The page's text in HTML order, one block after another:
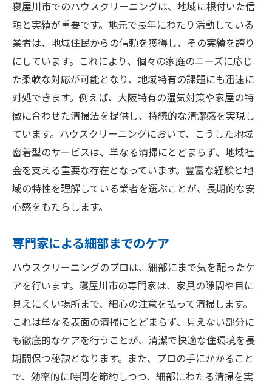
環境に優しい洗剤の使い方
汚れを防ぐための日常ケア
効率的な掃除用具の選び方
清掃のプロに学ぶコツ
寝屋川市の住まいを清潔に保つためのハウスク
リーニング秘訣
定期的な清掃の重要性
見逃しがちな場所の掃除法
プロが教える整理整頓術
家庭でできるメンテナンス術
快適な住空間を維持する秘訣
プロの技術で快適な空間を実現するハウスクリ
ーニングの魅力
プロフェッショナルならではの効果
特別な機材での清掃法
健康への配慮がされたクリーニング
家族全員が安心できる環境作り
寝屋川市でのハウスクリーニングは、地域に根付いた信
頼と実績が重要です。地元で長年にわたり活動している
業者は、地域住民からの信頼を獲得し、その実績を誇り
にしています。これにより、個々の家庭のニーズに応じ
た柔軟な対応が可能となり、地域特有の課題にも迅速に
対処できます。例えば、大阪特有の湿気対策や家屋の特
徴に合わせた清掃法を提供し、持続的な清潔感を実現し
ています。ハウスクリーニングにおいて、こうした地域
密着型のサービスは、単なる清掃にとどまらず、地域社
会を支える重要な存在となっています。豊富な経験と地
域の特性を理解している業者を選ぶことが、長期的な安
心感をもたらします。
専門家による細部までのケア
ハウスクリーニングのプロは、細部にまで気を配ったケ
アを行います。寝屋川市の専門家は、家具の隙間や目に
見えにくい場所まで、細心の注意を払って清掃します。
これは単なる表面の清掃にとどまらず、見えない部分に
も徹底的なケアを行うことが、清潔で快適な住環境を長
期間保つ秘訣となります。また、プロの手にかかること
で、効率的に時間を節約しつつ、細部にわたる清掃を実